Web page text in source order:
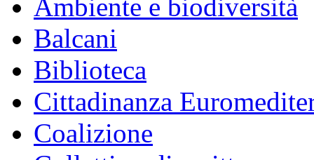
Ambiente e biodiversità
Balcani
Biblioteca
Cittadinanza
Coalizione